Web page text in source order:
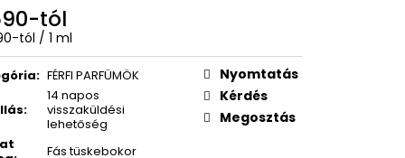
-tól
tól / 1 ml
: FÉRFI PARFÜMÖK
:
14 napos
visszaküldési
lehetőség
Fás tüskebokor
Nyomtatás
Kérdés
Megosztás